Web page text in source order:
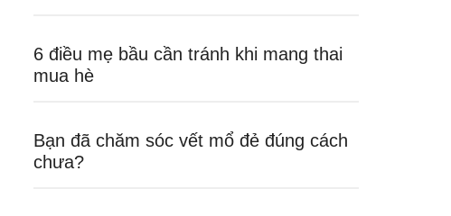
6 điều mẹ bầu cần tránh khi mang thai
mua hè
Bạn đã chăm sóc vết mổ đẻ đúng cách
chưa?